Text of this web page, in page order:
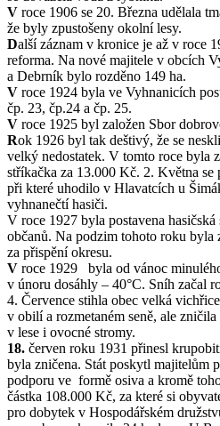
V roce 1906 se 20. Března udělala
že byly zpustošeny okolní lesy.
Další záznam v kronice je až v roce
reforma. Na nové majitele v obcích
a Debrník bylo rozděno 149 ha.
V roce 1924 byla ve Vyhnanicích
čp. 23, čp.24 a čp. 25.
V roce 1925 byl založen Sbor
Rok 1926 byl tak deštivý, že se
velký nedostatek. V tomto roce byla
stříkačka za 13.000 Kč. 2. Května se
při které uhodilo v Hlavatcích u
vyhnanečtí hasiči.
V roce 1927 byla postavena hasičská
občanů. Na podzim tohoto roku byla
za přispění okresu.
V roce 1929 byla od vánoc
v únoru dosáhly – 40°C. Sníh začal
4. Července stihla obec velká
v obilí a rozmetaném seně, ale
v lese i ovocné stromy.
18. červen roku 1931 přinesl
byla zničena. Stát poskytl majitelům
podporu ve formě osiva a kromě
částka 108.000 Kč, za které si
pro dobytek v Hospodářském